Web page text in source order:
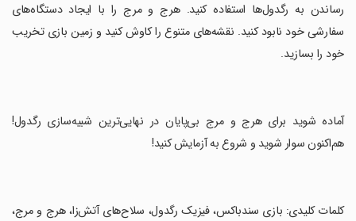
رساندن به رگدول‌ها استفاده کنید. هرج و مرج را با ایجاد دستگاه‌های
سفارشی خود نابود کنید. نقشه‌های متنوع را کاوش کنید و زمین بازی تخریب
خود را بسازید.
‏آماده شوید برای هرج و مرج بی‌پایان در نهایی‌ترین شبیه‌سازی رگدول!
هم‌اکنون سوار شوید و شروع به آزمایش کنید!
‏کلمات کلیدی: بازی سندباکس، فیزیک رگدول، سلاح‌های آتش‌زا، هرج و مرج،